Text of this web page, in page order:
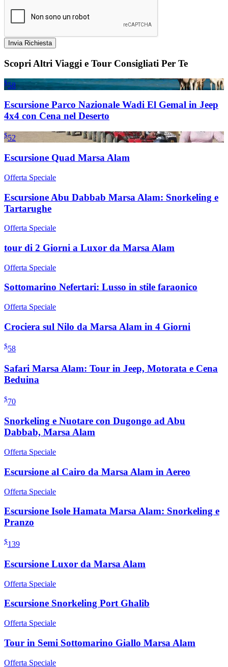
Invia Richiesta
Scopri Altri Viaggi e Tour Consigliati Per Te
$58
Escursione Parco Nazionale Wadi El Gemal in Jeep
4x4 con Cena nel Deserto
$52
Escursione Quad Marsa Alam
Offerta Speciale
Escursione Abu Dabbab Marsa Alam: Snorkeling e
Tartarughe
Offerta Speciale
tour di 2 Giorni a Luxor da Marsa Alam
Offerta Speciale
Sottomarino Nefertari: Lusso in stile faraonico
Offerta Speciale
Crociera sul Nilo da Marsa Alam in 4 Giorni
$58
Safari Marsa Alam: Tour in Jeep, Motorata e Cena
Beduina
$70
Snorkeling e Nuotare con Dugongo ad Abu
Dabbab, Marsa Alam
Offerta Speciale
Escursione al Cairo da Marsa Alam in Aereo
Offerta Speciale
Escursione Isole Hamata Marsa Alam: Snorkeling e
Pranzo
$139
Escursione Luxor da Marsa Alam
Offerta Speciale
Escursione Snorkeling Port Ghalib
Offerta Speciale
Tour in Semi Sottomarino Giallo Marsa Alam
Offerta Speciale